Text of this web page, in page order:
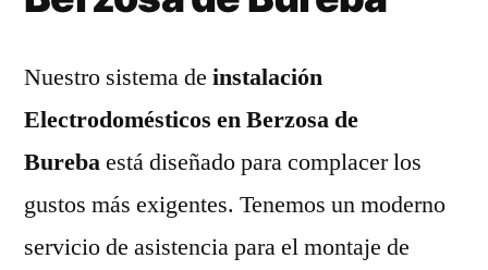
Nuestro sistema de instalación
Electrodomésticos en Berzosa de
Burebaestá diseñado para complacer los
gustos más exigentes. Tenemos un moderno
servicio de asistencia para el montaje de